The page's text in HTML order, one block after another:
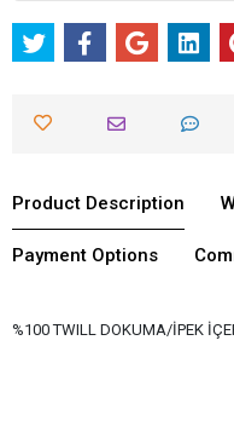
Product Description
Payment Options
%100 TWILL DOKUMA/İPEK